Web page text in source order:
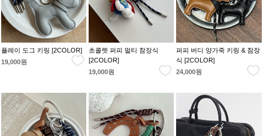
플레이 도그 키링 [2COLOR]
19,000원
초콜렛 퍼피 멀티 참장식
[2COLOR]
19,000원
퍼피 버디 양가죽 키링 & 참장
식 [2COLOR]
24,000원